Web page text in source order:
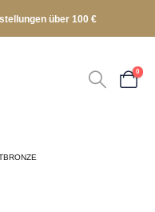
über 100 €
0